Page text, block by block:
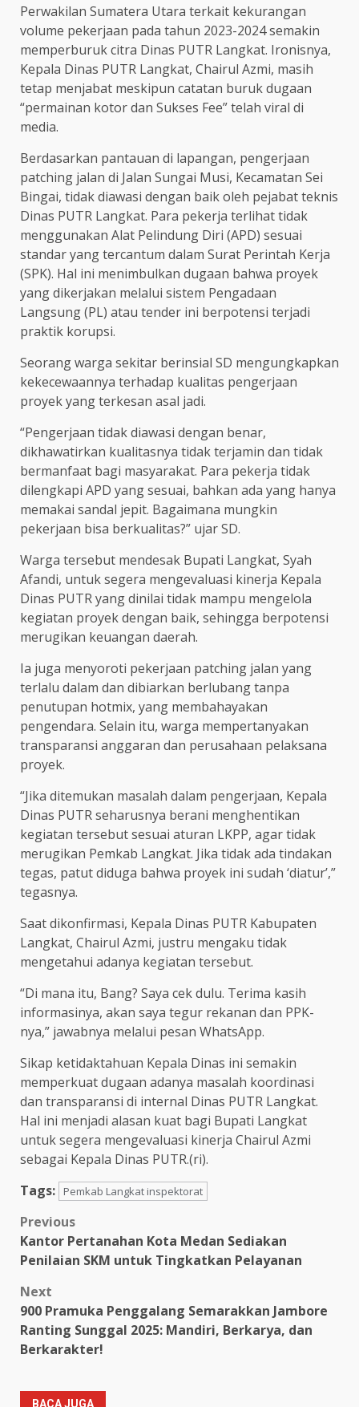
Perwakilan Sumatera Utara terkait kekurangan
volume pekerjaan pada tahun 2023-2024 semakin
memperburuk citra Dinas PUTR Langkat. Ironisnya,
Kepala Dinas PUTR Langkat, Chairul Azmi, masih
tetap menjabat meskipun catatan buruk dugaan
“permainan kotor dan Sukses Fee” telah viral di
media.
Berdasarkan pantauan di lapangan, pengerjaan
patching jalan di Jalan Sungai Musi, Kecamatan Sei
Bingai, tidak diawasi dengan baik oleh pejabat teknis
Dinas PUTR Langkat. Para pekerja terlihat tidak
menggunakan Alat Pelindung Diri (APD) sesuai
standar yang tercantum dalam Surat Perintah Kerja
(SPK). Hal ini menimbulkan dugaan bahwa proyek
yang dikerjakan melalui sistem Pengadaan
Langsung (PL) atau tender ini berpotensi terjadi
praktik korupsi.
Seorang warga sekitar berinsial SD mengungkapkan
kekecewaannya terhadap kualitas pengerjaan
proyek yang terkesan asal jadi.
“Pengerjaan tidak diawasi dengan benar,
dikhawatirkan kualitasnya tidak terjamin dan tidak
bermanfaat bagi masyarakat. Para pekerja tidak
dilengkapi APD yang sesuai, bahkan ada yang hanya
memakai sandal jepit. Bagaimana mungkin
pekerjaan bisa berkualitas?” ujar SD.
Warga tersebut mendesak Bupati Langkat, Syah
Afandi, untuk segera mengevaluasi kinerja Kepala
Dinas PUTR yang dinilai tidak mampu mengelola
kegiatan proyek dengan baik, sehingga berpotensi
merugikan keuangan daerah.
Ia juga menyoroti pekerjaan patching jalan yang
terlalu dalam dan dibiarkan berlubang tanpa
penutupan hotmix, yang membahayakan
pengendara. Selain itu, warga mempertanyakan
transparansi anggaran dan perusahaan pelaksana
proyek.
“Jika ditemukan masalah dalam pengerjaan, Kepala
Dinas PUTR seharusnya berani menghentikan
kegiatan tersebut sesuai aturan LKPP, agar tidak
merugikan Pemkab Langkat. Jika tidak ada tindakan
tegas, patut diduga bahwa proyek ini sudah ‘diatur’,”
tegasnya.
Saat dikonfirmasi, Kepala Dinas PUTR Kabupaten
Langkat, Chairul Azmi, justru mengaku tidak
mengetahui adanya kegiatan tersebut.
“Di mana itu, Bang? Saya cek dulu. Terima kasih
informasinya, akan saya tegur rekanan dan PPK-
nya,” jawabnya melalui pesan WhatsApp.
Sikap ketidaktahuan Kepala Dinas ini semakin
memperkuat dugaan adanya masalah koordinasi
dan transparansi di internal Dinas PUTR Langkat.
Hal ini menjadi alasan kuat bagi Bupati Langkat
untuk segera mengevaluasi kinerja Chairul Azmi
sebagai Kepala Dinas PUTR.(ri).
Tags:
Pemkab Langkat inspektorat
Post
navigation
Previous
Kantor Pertanahan Kota Medan Sediakan
Penilaian SKM untuk Tingkatkan Pelayanan
Next
900 Pramuka Penggalang Semarakkan Jambore
Ranting Sunggal 2025: Mandiri, Berkarya, dan
Berkarakter!
BACA JUGA